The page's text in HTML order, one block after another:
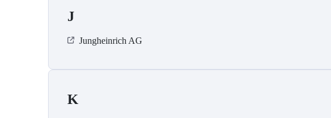
J
Jungheinrich AG
K